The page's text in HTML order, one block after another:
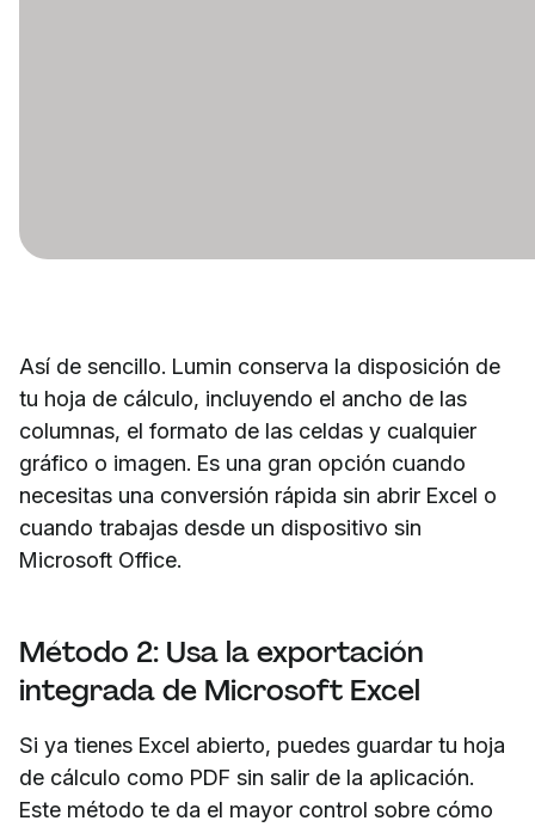
Así de sencillo. Lumin conserva la disposición de
tu hoja de cálculo, incluyendo el ancho de las
columnas, el formato de las celdas y cualquier
gráfico o imagen. Es una gran opción cuando
necesitas una conversión rápida sin abrir Excel o
cuando trabajas desde un dispositivo sin
Microsoft Office.
Método 2: Usa la exportación
integrada de Microsoft Excel
Si ya tienes Excel abierto, puedes guardar tu hoja
de cálculo como PDF sin salir de la aplicación.
Este método te da el mayor control sobre cómo